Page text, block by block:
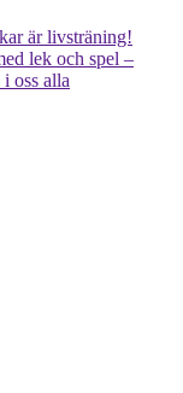
är livsträning!
lek och spel –
oss alla